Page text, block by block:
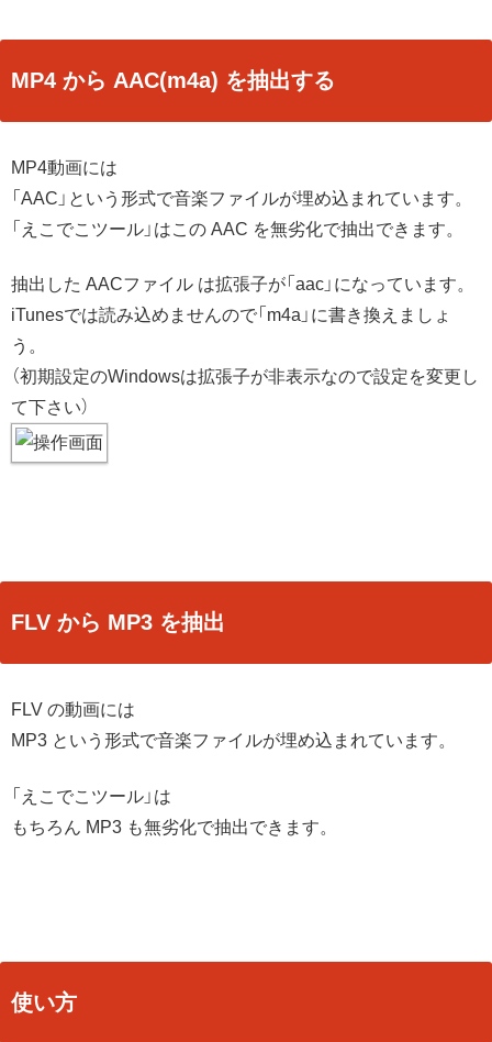
MP4 から AAC(m4a) を抽出する
MP4動画には
「AAC」という形式で音楽ファイルが埋め込まれています。
「えこでこツール」はこの AAC を無劣化で抽出できます。
抽出した AACファイル は拡張子が「aac」になっています。
iTunesでは読み込めませんので「m4a」に書き換えましょ
う。
（初期設定のWindowsは拡張子が非表示なので設定を変更し
て下さい）
FLV から MP3 を抽出
FLV の動画には
MP3 という形式で音楽ファイルが埋め込まれています。
「えこでこツール」は
もちろん MP3 も無劣化で抽出できます。
使い方